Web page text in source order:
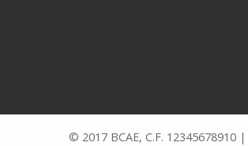
© 2017 BCAE, C.F. 12345678910 |